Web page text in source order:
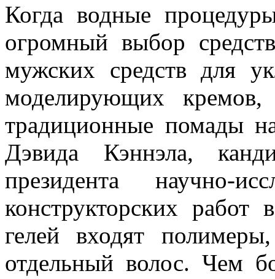
Когда водные
огромный выбор
мужских средств для
моделирующих кремов,
традиционные помады
Дэвида Кэннэла,
президента научно-
конструкторских
гелей входят
отдельный волос. Чем